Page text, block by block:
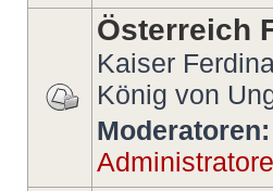
Österreich
Kaiser
König von
Moderatoren: